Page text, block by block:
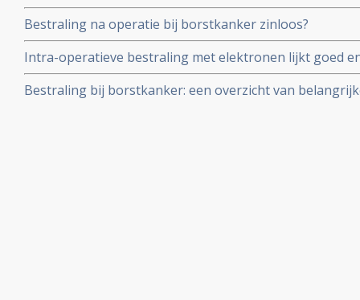
overlevingstijd en kans op recidief t.o.v. totale
(stadium I en II). De belasting is echter veel minder
Bestraling na operatie bij borstkanker zinloos?
Intra-operatieve bestraling met elektronen lijkt goed
uitwendige bestraling van borstkanker ter voorkoming
Bestraling bij borstkanker: een overzicht van